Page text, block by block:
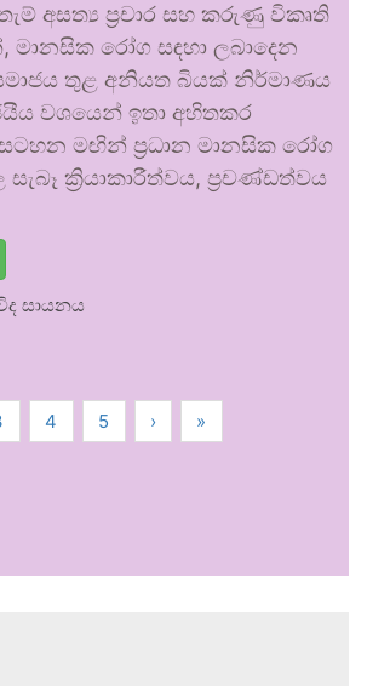
අසත්‍ය ප්‍රචාර සහ කරුණු විකෘති
රෝග සඳහා ලබාදෙන
තුළ අනියත බියක් නිර්මාණය
වශයෙන් ඉතා අහිතකර
මඟින් ප්‍රධාන මානසික රෝග
ක්‍රියාකාරීත්වය, ප්‍රචණ්ඩත්වය
සායනය
4 5 › »